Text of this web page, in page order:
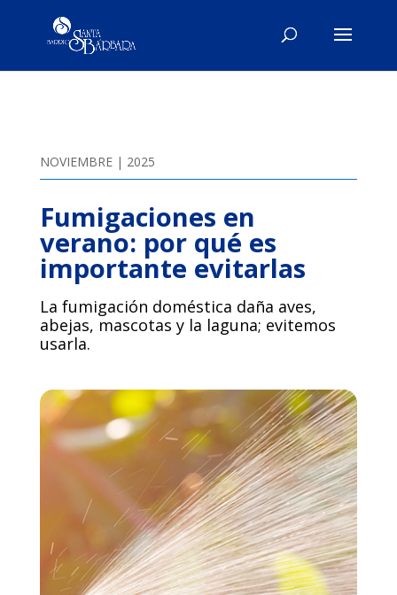
NOVIEMBRE | 2025
Fumigaciones en
verano: por qué es
importante evitarlas
La fumigación doméstica daña aves,
abejas, mascotas y la laguna; evitemos
usarla.